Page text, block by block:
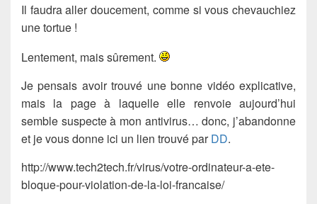
Il faudra aller doucement, comme si vous chevauchiez
une tortue !
Lentement, mais sûrement.
Je pensais avoir trouvé une bonne vidéo explicative,
mais la page à laquelle elle renvoie aujourd’hui
semble suspecte à mon antivirus… donc, j’abandonne
et je vous donne ici un lien trouvé parDD.
http://www.tech2tech.fr/virus/votre-ordinateur-a-ete-
bloque-pour-violation-de-la-loi-francaise/